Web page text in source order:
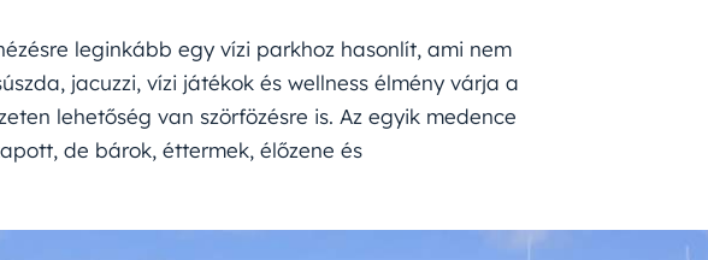
leginkább egy vízi parkhoz hasonlít, ami nem
jacuzzi, vízi játékok és wellness élmény várja a
lehetőség van szörfözésre is. Az egyik medence
de bárok, éttermek, élőzene és